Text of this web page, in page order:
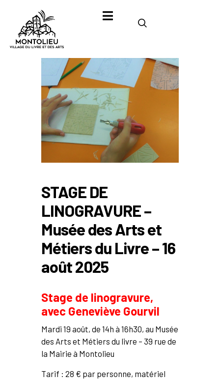
STAGE DE
LINOGRAVURE –
Musée des Arts et
Métiers du Livre – 16
août 2025
Stage de linogravure,
avec Geneviève Gourvil
Mardi 19 août, de 14h à 16h30, au Musée
des Arts et Métiers du livre – 39 rue de
la Mairie à Montolieu
Tarif : 28 € par personne, matériel